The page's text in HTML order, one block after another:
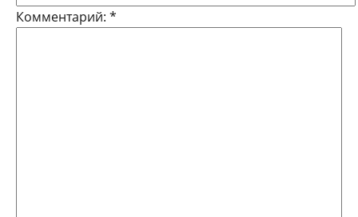
Комментарий: *